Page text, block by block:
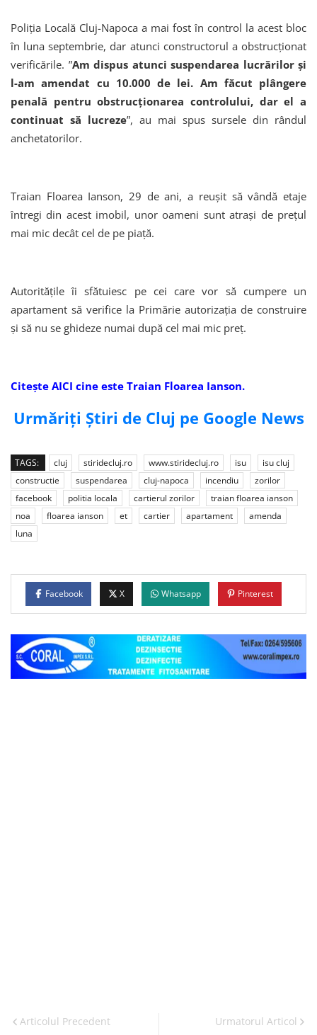
Poliția Locală Cluj-Napoca a mai fost în control la acest bloc
în luna septembrie, dar atunci constructorul a obstrucționat
verificările. ”Am dispus atunci suspendarea lucrărilor și
l-am amendat cu 10.000 de lei. Am făcut plângere
penală pentru obstrucționarea controlului, dar el a
continuat să lucreze”, au mai spus sursele din rândul
anchetatorilor.
Traian Floarea Ianson, 29 de ani, a reușit să vândă etaje
întregi din acest imobil, unor oameni sunt atrași de prețul
mai mic decât cel de pe piață.
Autoritățile îi sfătuiesc pe cei care vor să cumpere un
apartament să verifice la Primărie autorizația de construire
și să nu se ghideze numai după cel mai mic preț.
Citește AICI cine este Traian Floarea Ianson.
Urmăriți Știri de Cluj pe Google News
TAGS: cluj stiridecluj.ro www.stiridecluj.ro isu
isu cluj
constructie
suspendarea cluj-napoca incendiu
zorilor
facebook
politia locala cartierul zorilor
traian floarea ianson
noa
floarea ianson et cartier apartament
amenda
luna
Facebook X Whatsapp Pinterest
Articolul Precedent Urmatorul Articol